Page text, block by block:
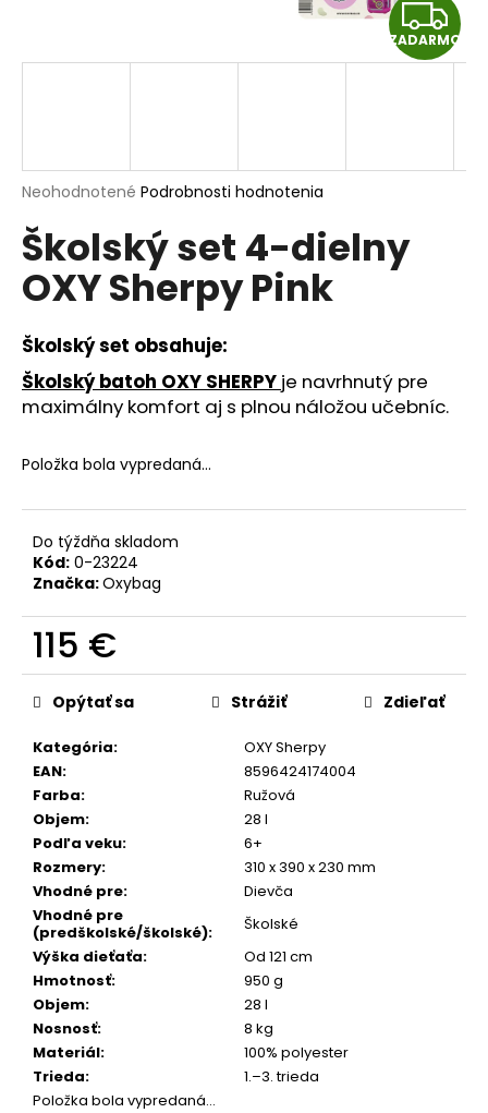
Priemerné
produktu
je
0,0
z
hviezdičiek.
Neohodnotené Podrobnosti hodnotenia
Školský set 4-dielny
OXY Sherpy Pink
Školský set obsahuje:
Školský batoh OXY SHERPY je navrhnutý pre
maximálny komfort aj s plnou náložou učebníc.
Položka bola vypredaná…
Do týždňa skladom
Kód: 0-23224
Značka:Oxybag
115 €
Jednotková
cena:
Kategória:
OXY Sherpy
EAN:
8596424174004
Farba:
Ružová
Objem:
28 l
Podľa veku:
6+
Rozmery:
310 x 390 x 230 mm
Vhodné pre:
Dievča
Vhodné pre
(predškolské/školské):
Školské
Výška dieťaťa:
Od 121 cm
Hmotnosť:
950 g
Objem:
28 l
Nosnosť:
8 kg
Materiál:
100% polyester
Trieda:
1.–3. trieda
Položka bola vypredaná…
Opýtať sa Strážiť Zdieľať
Z
A
ZADARMO
j
HĽADAŤ
O
d
p
o
ú
a
m
e
BOX
ZOŠITY
A4
JUMBO
GAMER
5,96
€